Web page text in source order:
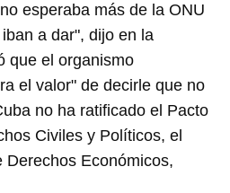
esperaba más de la ONU
a dar", dijo en la
que el organismo
el valor" de decirle que no
no ha ratificado el Pacto
Civiles y Políticos, el
Derechos Económicos,